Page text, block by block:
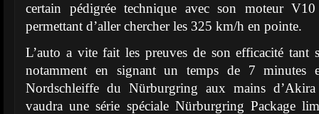
certain pédigrée technique avec son moteur
permettant d’aller chercher les 325 km/h en pointe.
L’auto a vite fait les preuves de son efficacité tant
notamment en signant un temps de 7 minutes
Nordschleiffe du Nürburgring aux mains
vaudra une série spéciale Nürburgring Package